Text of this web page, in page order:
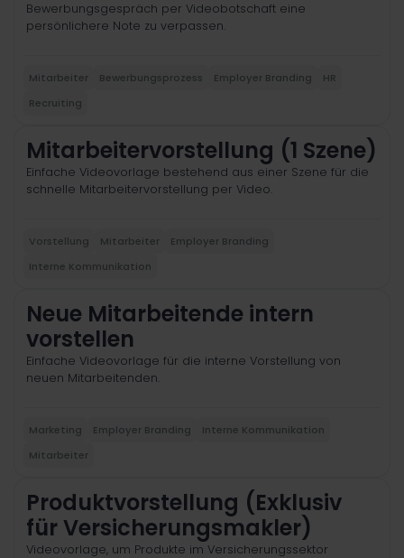
Bewerbungsgespräch per Videobotschaft eine
persönlichere Note zu verpassen.
Mitarbeiter Bewerbungsprozess Employer Branding
HR
Recruiting
Mitarbeitervorstellung (1 Szene)
Einfache Videovorlage bestehend aus einer Szene für die
schnelle Mitarbeitervorstellung per Video.
Vorstellung Mitarbeiter
Employer Branding
Interne Kommunikation
Neue Mitarbeitende intern
vorstellen
Einfache Videovorlage für die interne Vorstellung von
neuen Mitarbeitenden.
Marketing Employer Branding
Interne Kommunikation
Mitarbeiter
Produktvorstellung (Exklusiv
für Versicherungsmakler)
Videovorlage, um Produkte im Versicherungssektor